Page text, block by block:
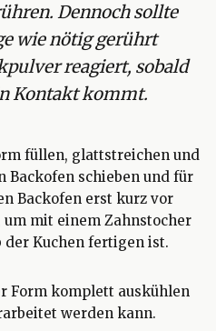
Dennoch sollte
wie nötig gerührt
reagiert, sobald
Kontakt kommt.
füllen, glattstreichen und
Backofen schieben und für
Backofen erst kurz vor
mit einem Zahnstocher
der Kuchen fertigen ist.
Form komplett auskühlen
werden kann.